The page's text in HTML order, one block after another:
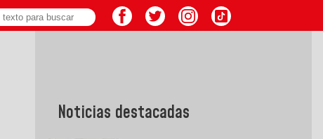
Noticias destacadas